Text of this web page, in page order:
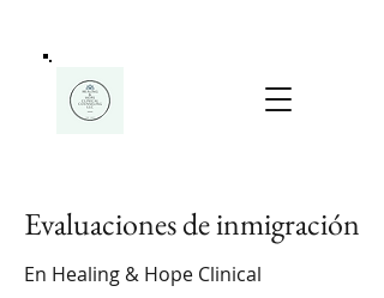
Evaluaciones de inmigración
En Healing & Hope Clinical